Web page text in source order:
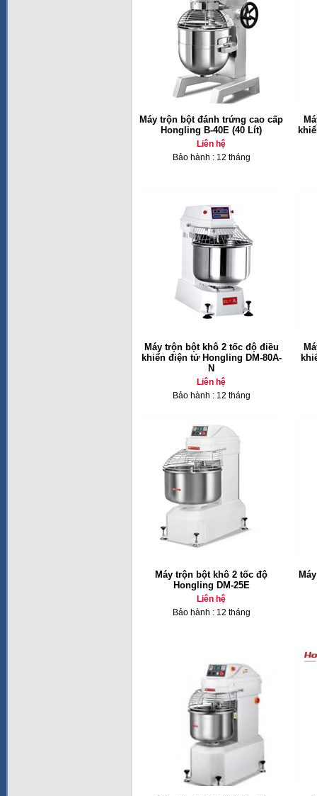
Máy trộn bột đánh trứng cao cấp
Hongling B-40E (40 Lít)
Liên hệ
Bảo hành : 12 tháng
Máy trộn bột khô 2 tốc độ điều
khiển điện tử Hongling DM-80A-
N
Liên hệ
Bảo hành : 12 tháng
Máy trộn bột khô 2 tốc độ
Hongling DM-25E
Liên hệ
Bảo hành : 12 tháng